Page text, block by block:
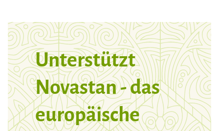
Unterstützt
Novastan - das
europäische